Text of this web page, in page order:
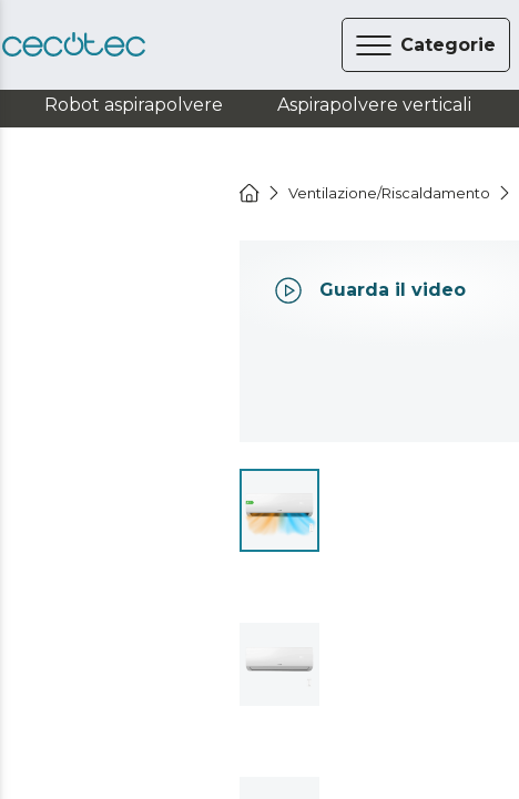
Categorie
Robot aspirapolvere Aspirapolvere verticali
Ventilazione/Riscaldamento
Guarda il video